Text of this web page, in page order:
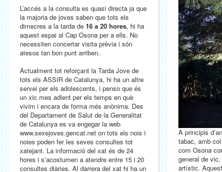
L’accés a la consulta es quasi directa ja que
la majoria de joves saben que tots els
dimecres a la tarda de 16 a 20 hores, hi ha
aquest espai al Cap Osona per a ells. No
necessiten concertar visita prèvia i són
atesos tan bon punt arriben.
Actualment tot reforçant la Tarda Jove de
tots els ASSIR de Catalunya, hi ha un altre
servei per els adolescents, i penso que és
un xic mes adient per els temps en què
vivim i encara de forma més anònima. Des
del Departament de Salut de la Generalitat
de Catalunya es va engegar la web
www.sexejoves.gencat.net on tots els nois i
noies poden fer les seves consultes tot
xatejant. La informació del xat és de 24
hores i s’acostumen a atendre entre 15 i 20
consultes diàries. Al darrera del xat hi ha un
A principis
tabac, amb
com Osona
general de
artístic.